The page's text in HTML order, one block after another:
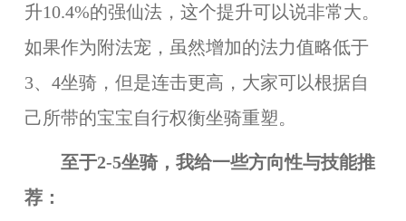
升10.4%的强仙法，这个提升可以说非常大。
如果作为附法宠，虽然增加的法力值略低于
3、4坐骑，但是连击更高，大家可以根据自
己所带的宝宝自行权衡坐骑重塑。
至于2-5坐骑，我给一些方向性与技能推
荐：